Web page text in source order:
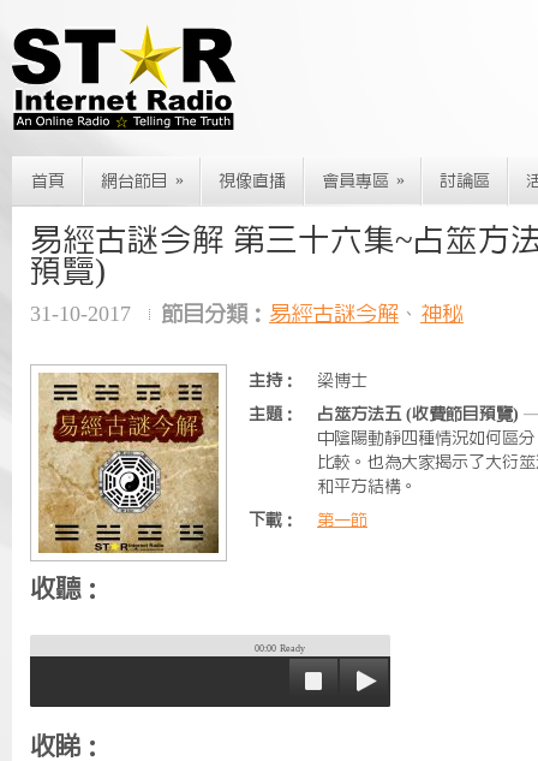
首頁 網台節目 » 視像直播 會員專區 » 討論區
易經古謎今解 第三十六集~占筮方
預覽)
31-10-2017 節目分類： 易經古謎今解 、 神秘
主持：
梁博士
主題：
占筮方法五 (收費節目預覽) —
中陰陽動靜四種情況如何區
比較。也為大家揭示了大衍
和平方結構。
下載：
第一節
收聽：
00:00 Ready
收睇：